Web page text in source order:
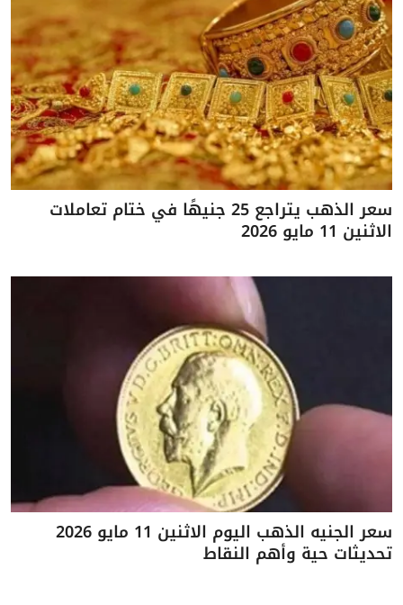
سعر الذهب يتراجع 25 جنيهًا في ختام تعاملات
الاثنين 11 مايو 2026
سعر الجنيه الذهب اليوم الاثنين 11 مايو 2026
تحديثات حية وأهم النقاط